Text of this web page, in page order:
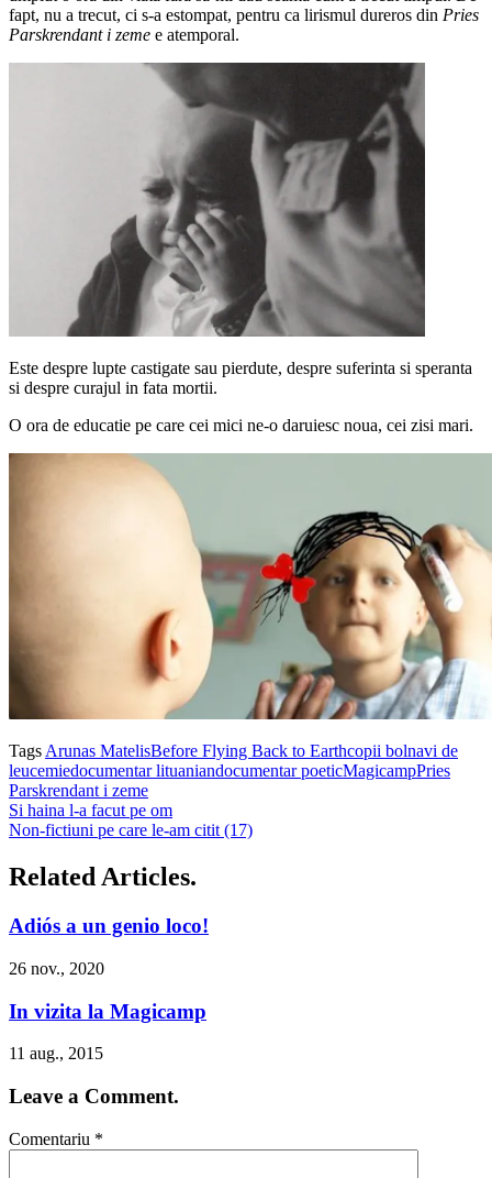
fapt, nu a trecut, ci s-a estompat, pentru ca lirismul dureros din Pries
Parskrendant i zeme e atemporal.
Este despre lupte castigate sau pierdute, despre suferinta si speranta
si despre curajul in fata mortii.
O ora de educatie pe care cei mici ne-o daruiesc noua, cei zisi mari.
Tags Arunas MatelisBefore Flying Back to Earthcopii bolnavi de
leucemiedocumentar lituaniandocumentar poeticMagicampPries
Parskrendant i zeme
Si haina l-a facut pe om
Non-fictiuni pe care le-am citit (17)
Related Articles.
Adiós a un genio loco!
26 nov., 2020
In vizita la Magicamp
11 aug., 2015
Leave a Comment.
Comentariu *